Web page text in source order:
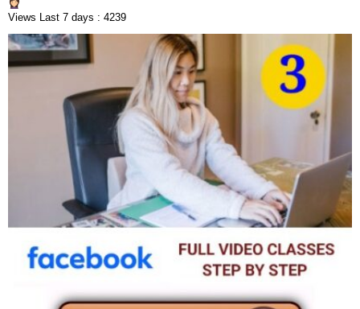
Views Last 7 days : 4239